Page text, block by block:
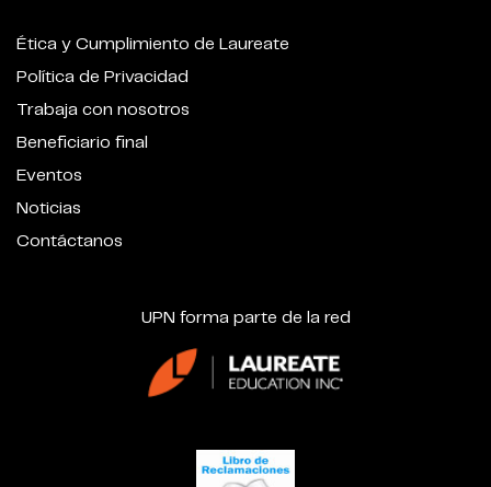
Ética y Cumplimiento de Laureate
Política de Privacidad
Trabaja con nosotros
Beneficiario final
Eventos
Noticias
Contáctanos
UPN forma parte de la red